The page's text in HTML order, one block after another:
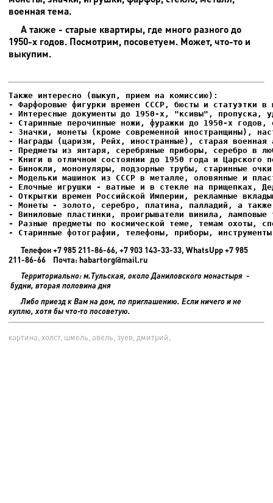
военная тема.
А также - старые квартиры, где много разного до
1950-х годов. Посмотрим, посоветуем. Может, что-то и
выкупим.
- Фарфоровые фигурки времен СССР, бюсты и статуэтки в
- Интересные документы до 1950-х, "ксивы", пропуска,
- Елочные игрушки - ватные и в стекле на прищепках,
- Старинные фотографии, телефоны, приборы,
Телефон +7 985 211-86-66, +7 903 143-33-33, WhatsUpp +7 985
211-86-66 Почта: habartorg@mail.ru
Территориально: м.Тульская, около Даниловского монастыря -
будни, вторая половина дня
Либо приезд к Вам на дом, по приглашению. Если ничего и не
куплю, хотя бы что-то посоветую.
картина, холст, шмель, авель, зуев, дмитрий,